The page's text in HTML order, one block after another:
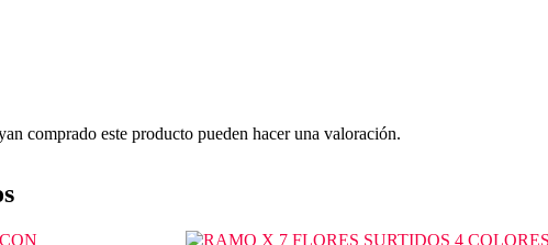
comprado este producto pueden hacer una valoración.